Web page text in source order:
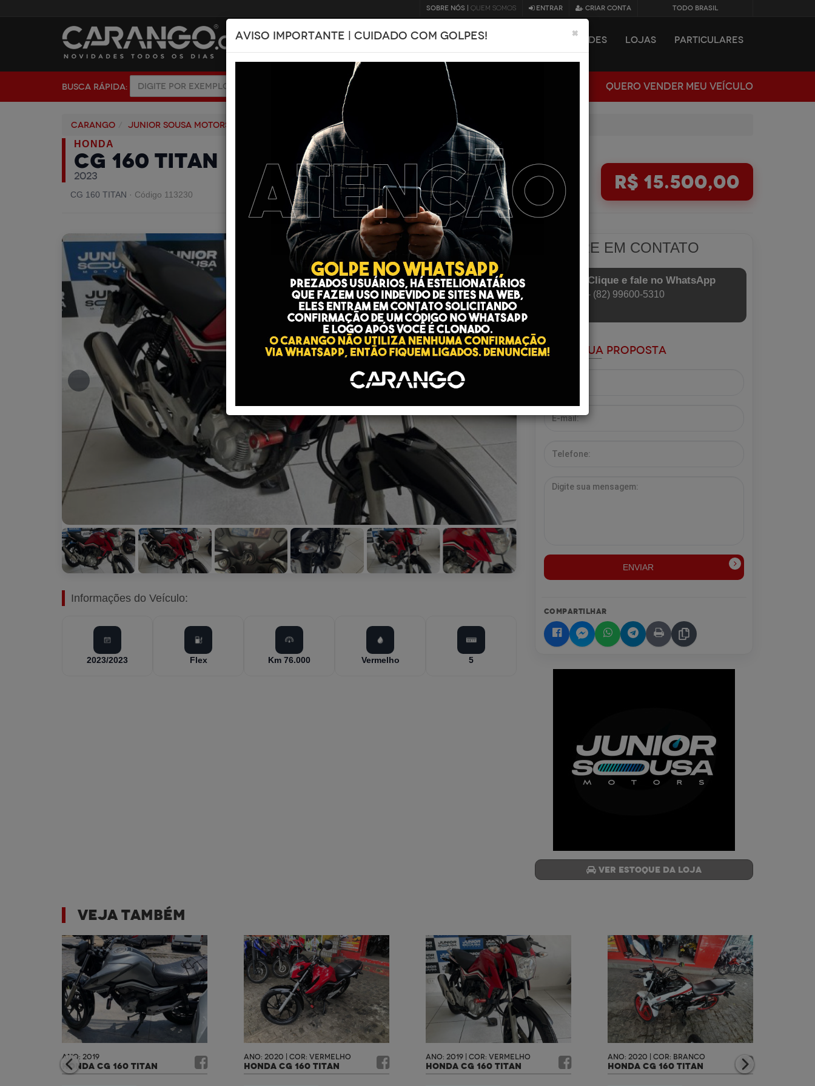
×
AVISO IMPORTANTE | CUIDADO COM GOLPES!
SOBRE NÓS | QUEM SOMOS ENTRAR CRIAR CONTA TODO BRASIL
NOVIDADES LOJAS PARTICULARES
BUSCA RÁPIDA: QUERO VENDER MEU VEÍCULO
Carango JUNIOR SOUSA MOTORS CG 160 TITAN
HONDA
CG 160 TITAN
2023
CG 160 TITAN · Código 113230
R$ 15.500,00
Informações do Veículo:
2023/2023 Flex Km 76.000 Vermelho 5
ENTRE EM CONTATO
Clique e fale no WhatsApp
- (82) 99600-5310
Envie sua Proposta
ENVIAR
COMPARTILHAR
Ver estoque da loja
VEJA TAMBÉM
ANO: 2019
HONDA CG 160 TITAN
ANO: 2020 | COR: VERMELHO
HONDA CG 160 TITAN
ANO: 2019 | COR: VERMELHO
HONDA CG 160 TITAN
ANO: 2020 | COR: BRANCO
HONDA CG 160 TITAN